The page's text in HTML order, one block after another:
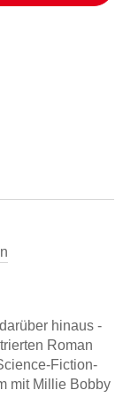
hinaus -
Roman
Fiction-
mit Millie Bobby